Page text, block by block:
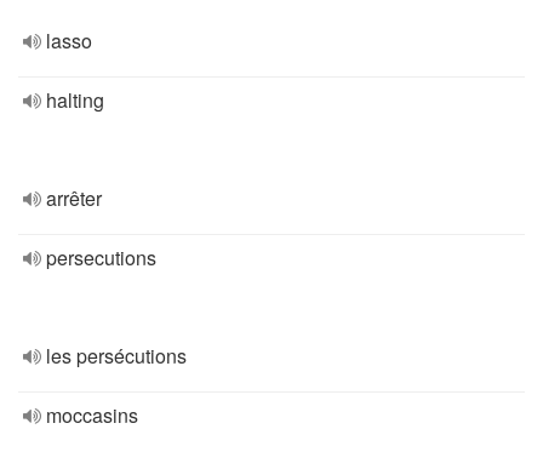
lasso
halting
arrêter
persecutions
les persécutions
moccasins